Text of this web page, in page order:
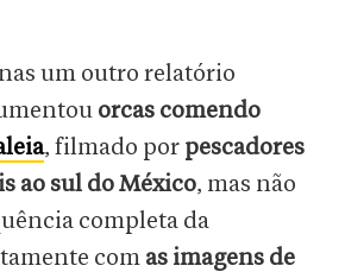
um outro relatório
orcas comendo
, filmado por pescadores
ao sul do México, mas não
completa da
com as imagens de